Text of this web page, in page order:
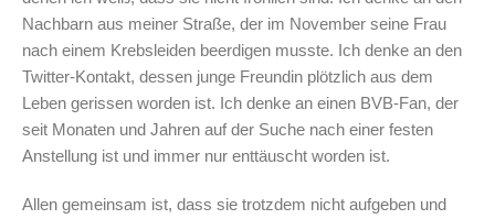
Nachbarn aus meiner Straße, der im November seine Frau
nach einem Krebsleiden beerdigen musste. Ich denke an den
Twitter-Kontakt, dessen junge Freundin plötzlich aus dem
Leben gerissen worden ist. Ich denke an einen BVB-Fan, der
seit Monaten und Jahren auf der Suche nach einer festen
Anstellung ist und immer nur enttäuscht worden ist.
Allen gemeinsam ist, dass sie trotzdem nicht aufgeben und